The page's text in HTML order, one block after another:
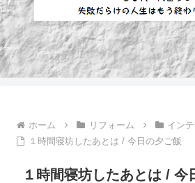
ホーム リフォーム
イン
１時間寝坊したあとは / 今日の夕ご飯
１時間寝坊したあとは / 今